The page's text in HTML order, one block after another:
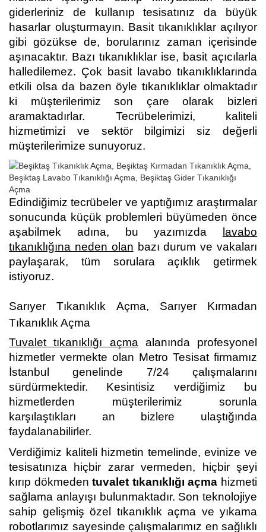
giderleriniz de kullanıp tesisatınız da büyük
hasarlar oluşturmayın. Basit tıkanıklıklar açılıyor
gibi gözükse de, borularınız zaman içerisinde
aşınacaktır. Bazı tıkanıklıklar ise, basit açıcılarla
halledilemez. Çok basit lavabo tıkanıklıklarında
etkili olsa da bazen öyle tıkanıklıklar olmaktadır
ki müşterilerimiz son çare olarak bizleri
aramaktadırlar. Tecrübelerimizi, kaliteli
hizmetimizi ve sektör bilgimizi siz değerli
müşterilerimize sunuyoruz.
Edindiğimiz tecrübeler ve yaptığımız araştırmalar
sonucunda küçük problemleri büyümeden önce
aşabilmek adına, bu yazımızda
lavabo
tıkanıklığına neden olan bazı durum ve vakaları
paylaşarak, tüm sorulara açıklık getirmek
istiyoruz.
Sarıyer Tıkanıklık Açma, Sarıyer Kırmadan
Tıkanıklık Açma
Tuvalet tıkanıklığı açma alanında profesyonel
hizmetler vermekte olan Metro Tesisat firmamız
İstanbul genelinde 7/24 çalışmalarını
sürdürmektedir. Kesintisiz verdiğimiz bu
hizmetlerden müşterilerimiz sorunla
karşılaştıkları an bizlere ulaştığında
faydalanabilirler.
Verdiğimiz kaliteli hizmetin temelinde, evinize ve
tesisatınıza hiçbir zarar vermeden, hiçbir şeyi
kırıp dökmedentuvalet tıkanıklığı açma hizmeti
sağlama anlayışı bulunmaktadır. Son teknolojiye
sahip gelişmiş özel tıkanıklık açma ve yıkama
robotlarımız sayesinde çalışmalarımız en sağlıklı